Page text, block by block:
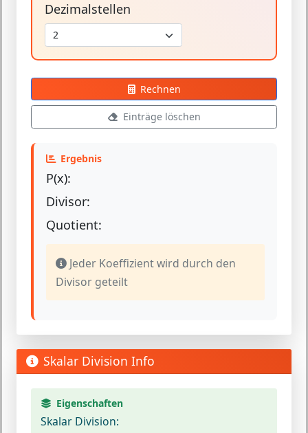
Dezimalstellen
Rechnen
Einträge löschen
Ergebnis
P(x):
Divisor:
Quotient:
Jeder Koeffizient wird durch den
Divisor geteilt
Skalar Division Info
Eigenschaften
Skalar Division: